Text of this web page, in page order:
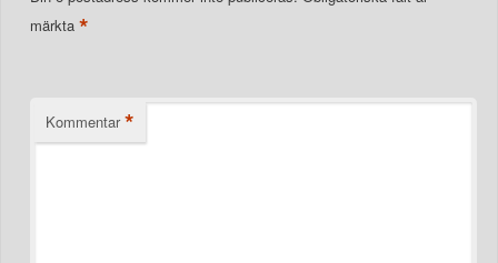
märkta *
Kommentar *